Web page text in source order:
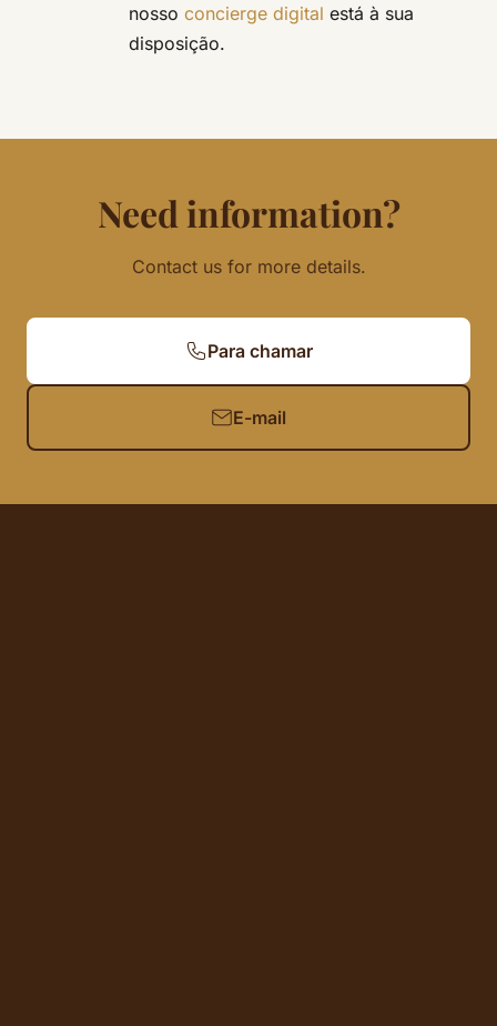
nosso concierge digital está à sua
disposição.
Need information?
Contact us for more details.
Para chamar
E-mail